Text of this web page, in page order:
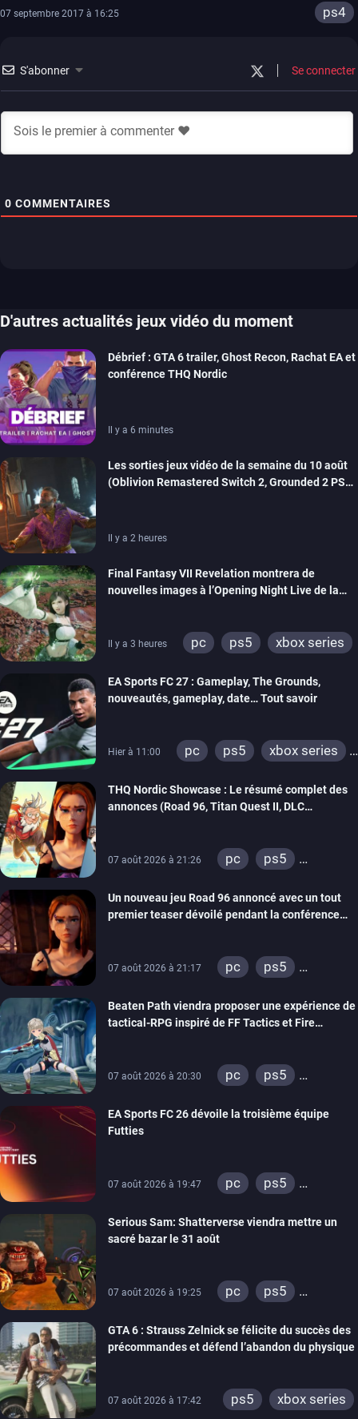
07 septembre 2017 à 16:25 ps4
S'abonner Se connecter
0 COMMENTAIRES
D'autres actualités jeux vidéo du moment
Débrief : GTA 6 trailer, Ghost Recon, Rachat EA et
conférence THQ Nordic
Il y a 6 minutes
Les sorties jeux vidéo de la semaine du 10 août
(Oblivion Remastered Switch 2, Grounded 2 PS5,
Il y a 2 heures
Final Fantasy VII Revelation montrera de
nouvelles images à l’Opening Night Live de la
Il y a 3 heures pc ps5
xbox series
EA Sports FC 27 : Gameplay, The Grounds,
nouveautés, gameplay, date… Tout savoir
Hier à 11:00 pc ps5
xbox series
THQ Nordic Showcase : Le résumé complet des
annonces (Road 96, Titan Quest II, DLC
07 août 2026 à 21:26 pc
ps5
switch
stadia
ps4
xbox one
Un nouveau jeu Road 96 annoncé avec un tout
premier teaser dévoilé pendant la conférence
07 août 2026 à 21:17 pc
ps5
switch
stadia
ps4
xbox one
Beaten Path viendra proposer une expérience de
tactical-RPG inspiré de FF Tactics et Fire
07 août 2026 à 20:30 pc
ps5
switch
EA Sports FC 26 dévoile la troisième équipe
Futties
07 août 2026 à 19:47 pc
ps5
switch
ps4
Serious Sam: Shatterverse viendra mettre un
sacré bazar le 31 août
07 août 2026 à 19:25 pc
ps5
GTA 6 : Strauss Zelnick se félicite du succès des
précommandes et défend l’abandon du physique
07 août 2026 à 17:42 ps5 xbox series